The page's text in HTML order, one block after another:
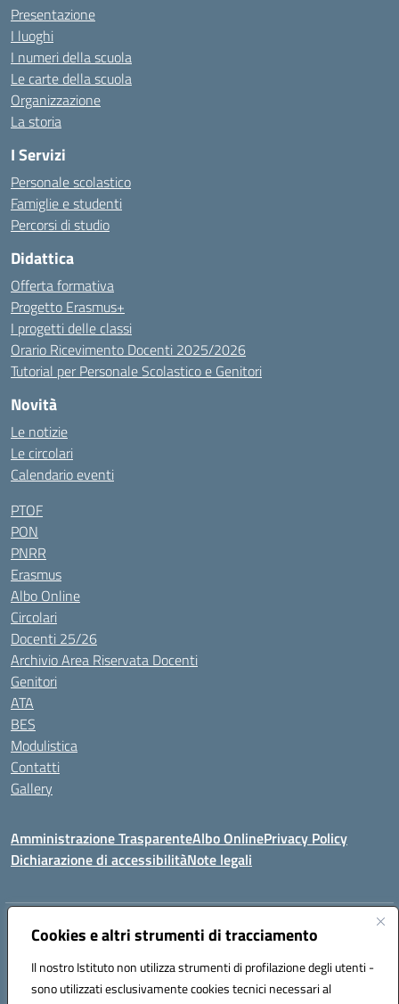
Cookies e altri strumenti di tracciamento
Il nostro Istituto non utilizza strumenti di profilazione degli utenti -
sono utilizzati esclusivamente cookies tecnici necessari al
Presentazione
I luoghi
I numeri della scuola
Le carte della scuola
Organizzazione
La storia
I Servizi
Personale scolastico
Famiglie e studenti
Percorsi di studio
Didattica
Offerta formativa
Progetto Erasmus+
I progetti delle classi
Orario Ricevimento Docenti 2025/2026
Tutorial per Personale Scolastico e Genitori
Novità
Le notizie
Le circolari
Calendario eventi
PTOF
PON
PNRR
Erasmus
Albo Online
Circolari
Docenti 25/26
Archivio Area Riservata Docenti
Genitori
ATA
BES
Modulistica
Contatti
Gallery
Amministrazione TrasparenteAlbo OnlinePrivacy Policy
Dichiarazione di accessibilitàNote legali
Indirizzo:Via Coniugi Crigna – Cap. 89861 – Tropea (VV)
Posta elettronica certificata (PEC):vvic82200d@pec.istruzione.it
Codice fiscale: 96012410799